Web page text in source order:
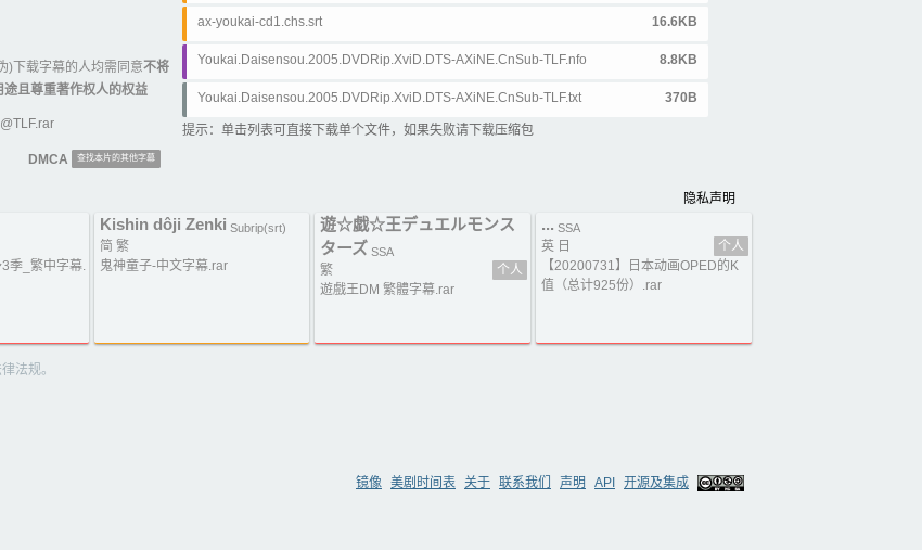
)下载字幕的人均需同意不将
途且尊重著作权人的权益
ax-youkai-cd1.chs.srt 16.6KB
Youkai.Daisensou.2005.DVDRip.XviD.DTS-AXiNE.CnSub-TLF.nfo 8.8KB
Youkai.Daisensou.2005.DVDRip.XviD.DTS-AXiNE.CnSub-TLF.txt 370B
提示：单击列表可直接下载单个文件，如果失败请下载压缩包
DMCA
查找本片的其他字幕
隐私声明
季_繁中字幕.
Kishin dôji Zenki Subrip(srt)
简 繁
鬼神童子-中文字幕.rar
遊☆戯☆王デュエルモンス
ターズ SSA
繁
个人
遊戲王DM 繁體字幕.rar
... SSA
英 日
个人
【20200731】日本动画OPED的K
值（总计925份）.rar
法规。
镜像 美剧时间表 关于 联系我们 声明 API 开源及集成